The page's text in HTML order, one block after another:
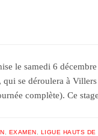
le samedi 6
qui se déroulera à
complète). Ce
EXAMEN LIGUE HAUTS DE